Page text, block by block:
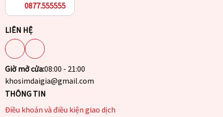
0877.555555
LIÊN HỆ
Giờ mở cửa:08:00 - 21:00
khosimdaigia@gmail.com
THÔNG TIN
Điều khoản và điều kiện giao dịch